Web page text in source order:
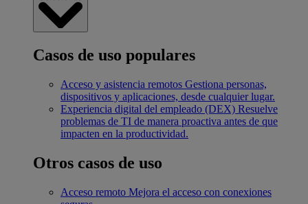
Casos de uso populares
Acceso y asistencia remotos Gestiona personas,
dispositivos y aplicaciones, desde cualquier lugar.
Experiencia digital del empleado (DEX) Resuelve
problemas de TI de manera proactiva antes de que
impacten en la productividad.
Otros casos de uso
Acceso remoto Mejora el acceso con conexiones